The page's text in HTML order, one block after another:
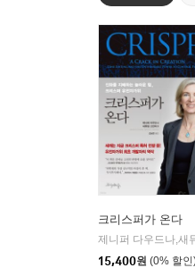
크리스퍼가 온다
15,400원 (0% 할인